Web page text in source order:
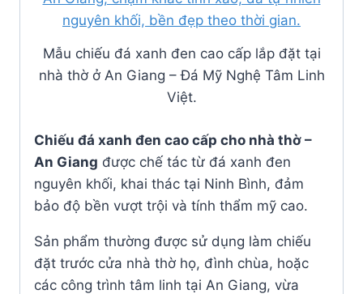
Mẫu chiếu đá xanh đen cao cấp lắp đặt tại
nhà thờ ở An Giang – Đá Mỹ Nghệ Tâm Linh
Việt.
Chiếu đá xanh đen cao cấp cho nhà thờ –
An Giang được chế tác từ đá xanh đen
nguyên khối, khai thác tại Ninh Bình, đảm
bảo độ bền vượt trội và tính thẩm mỹ cao.
Sản phẩm thường được sử dụng làm chiếu
đặt trước cửa nhà thờ họ, đình chùa, hoặc
các công trình tâm linh tại An Giang, vừa